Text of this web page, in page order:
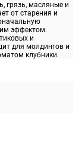
грязь, масляные и
от старения и
эффектом.
и
для молдингов и
клубники.